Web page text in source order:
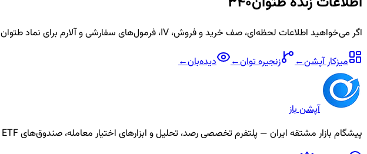
اگر می‌خواهید اطلاعات لحظه‌ای، صف خرید و فروش، IV، فرمول‌های سفارشی و آلارم برای نماد طتوان340
میزکار آپشن← زنجیرهتوان← دیده‌بان←
آپشن باز
پیشگام بازار مشتقه ایران — پلتفرم تخصصی رصد، تحلیل و ابزارهای اختیار معامله، صندوق‌های ETF و بورس کالا.